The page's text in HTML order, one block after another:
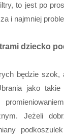
to jest po
i najmniej
dziecko
będzie
jako
Jeżeli